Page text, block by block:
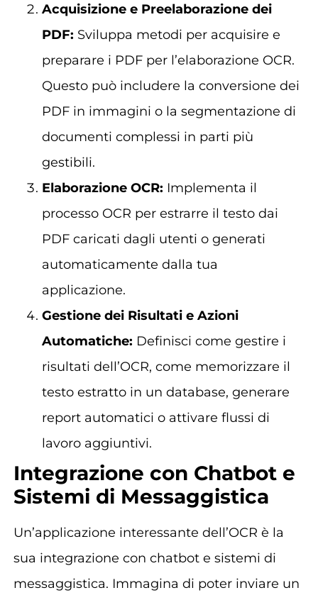
Acquisizione e Preelaborazione dei
PDF: Sviluppa metodi per acquisire e
preparare i PDF per l’elaborazione OCR.
Questo può includere la conversione dei
PDF in immagini o la segmentazione di
documenti complessi in parti più
gestibili.
Elaborazione OCR: Implementa il
processo OCR per estrarre il testo dai
PDF caricati dagli utenti o generati
automaticamente dalla tua
applicazione.
Gestione dei Risultati e Azioni
Automatiche: Definisci come gestire i
risultati dell’OCR, come memorizzare il
testo estratto in un database, generare
report automatici o attivare flussi di
lavoro aggiuntivi.
Integrazione con Chatbot e
Sistemi di Messaggistica
Un’applicazione interessante dell’OCR è la
sua integrazione con chatbot e sistemi di
messaggistica. Immagina di poter inviare un